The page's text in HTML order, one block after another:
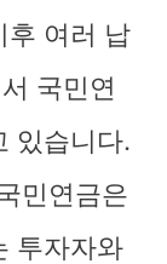
후 여러 납
국민연
있습니다.
민연금은
투자자와